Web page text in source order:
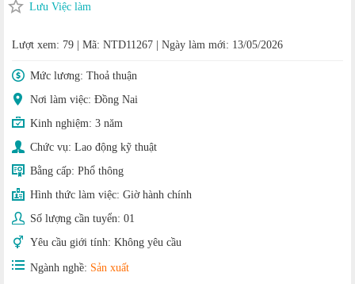
Lưu Việc làm
Lượt xem: 79 Mã: NTD11267 Ngày làm mới: 13/05/2026
Mức lương: Thoả thuận
Nơi làm việc: Đồng Nai
Kinh nghiệm: 3 năm
Chức vụ: Lao động kỹ thuật
Bằng cấp: Phổ thông
Hình thức làm việc: Giờ hành chính
Số lượng cần tuyển: 01
Yêu cầu giới tính: Không yêu cầu
Ngành nghề: Sản xuất